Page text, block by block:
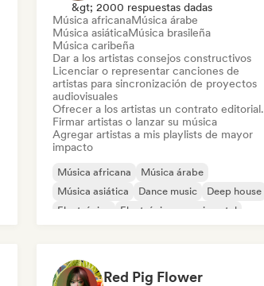
&gt; 2000 respuestas dadas
Música africanaMúsica árabe
Música asiáticaMúsica brasileña
Música caribeña
Dar a los artistas consejos constructivos
Licenciar o representar canciones de
artistas para sincronización de proyectos
audiovisuales
Ofrecer a los artistas un contrato editorial.
Firmar artistas o lanzar su música
Agregar artistas a mis playlists de mayor
impacto
Música africana
Música árabe
Música asiática
Dance music
Deep house
Electrónica
Electrónica experimental
Red Pig Flower